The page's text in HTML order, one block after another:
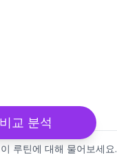
루틴에 대해 물어보세요.
교 분석